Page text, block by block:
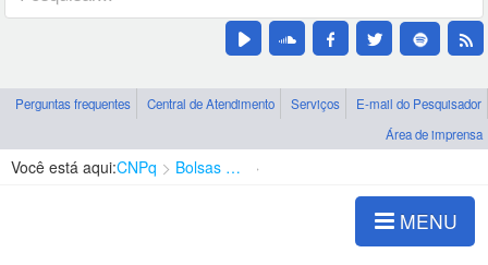
Perguntas frequentes Central de Atendimento Serviços
E-mail do Pesquisador
Área de imprensa
Você está aqui:CNPq Bolsas e Auxílios Vigentes
MENU